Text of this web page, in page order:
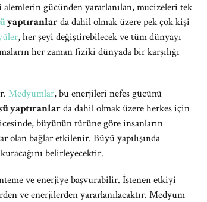
alemlerin gücünden yararlanılan, mucizeleri tek
yaptıranlarda dahil olmak üzere pek çok kişi
, her şeyi değiştirebilecek ve tüm dünyayı
her zaman fiziki dünyada bir karşılığı
Medyumlar, bu enerjileri nefes gücünü
yaptıranlarda dahil olmak üzere herkes için
büyünün türüne göre insanların
olan bağlar etkilenir. Büyü yapılışında
belirleyecektir.
ve enerjiye başvurabilir. İstenen etkiyi
ve enerjilerden yararlanılacaktır. Medyum